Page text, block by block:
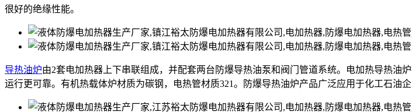
很好的绝缘性能。
导热油炉由2套电加热器上下串联组成，并配套两台防爆导热油泵和阀门管道系统。电加热导热
运行更可靠。有机热载体炉材质为碳钢，电热管材质321。防爆导热油炉产品广泛应用于化工石油